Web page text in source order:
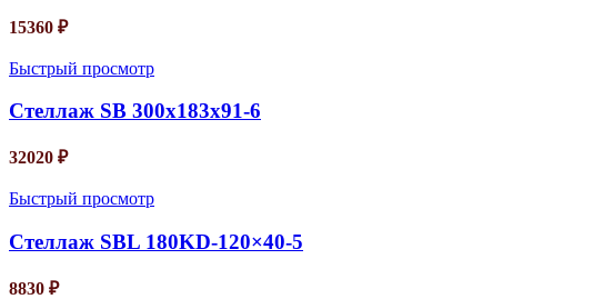
15360 ₽
Быстрый просмотр
Стеллаж SB 300x183x91-6
32020 ₽
Быстрый просмотр
Стеллаж SBL 180KD-120×40-5
8830 ₽